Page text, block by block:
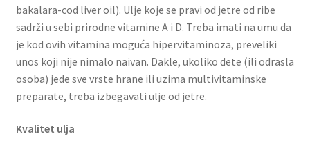
bakalara-cod liver oil). Ulje koje se pravi od jetre od ribe
sadrži u sebi prirodne vitamine A i D. Treba imati na umu da
je kod ovih vitamina moguća hipervitaminoza, preveliki
unos koji nije nimalo naivan. Dakle, ukoliko dete (ili odrasla
osoba) jede sve vrste hrane ili uzima multivitaminske
preparate, treba izbegavati ulje od jetre.
Kvalitet ulja